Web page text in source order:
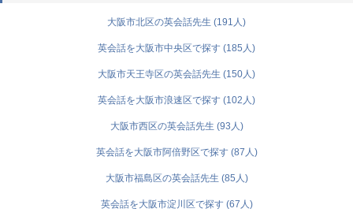
大阪市北区の英会話先生 (191人)
英会話を大阪市中央区で探す (185人)
大阪市天王寺区の英会話先生 (150人)
英会話を大阪市浪速区で探す (102人)
大阪市西区の英会話先生 (93人)
英会話を大阪市阿倍野区で探す (87人)
大阪市福島区の英会話先生 (85人)
英会話を大阪市淀川区で探す (67人)